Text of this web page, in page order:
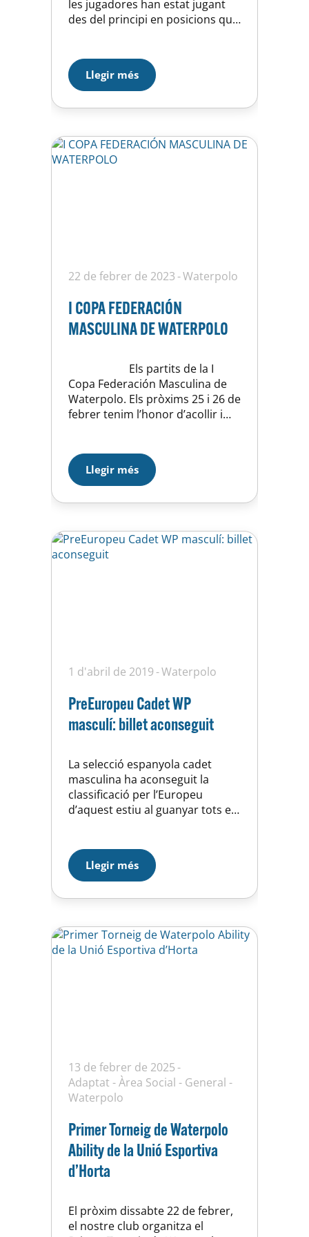
les jugadores han estat jugant
des del principi en posicions que
diferents cosetes a millorar tan
ofensiva com defensivament.
Avancem ronda per lluitar per
les posicions 7-10 on…
Llegir més
22 de febrer de 2023 Waterpolo
I COPA FEDERACIÓN
MASCULINA DE WATERPOLO
Els partits de la I
Copa Federación Masculina de
Waterpolo. Els pròxims 25 i 26 de
febrer tenim l’honor d’acollir i
Waterpolo, la nova competició
oficial de la Real Federación
Española de Natación….
Llegir més
1 d'abril de 2019 Waterpolo
PreEuropeu Cadet WP
masculí: billet aconseguit
La selecció espanyola cadet
masculina ha aconseguit la
classificació per l’Europeu
d’aquest estiu al guanyar tots els
setmana a Niça (França). El Joan
Villamayor i l’Hugo Castro, que
han estat seleccionats, han fet
un gran torneig amb l’equip
victòries. Així…
Llegir més
13 de febrer de 2025
Adaptat -Àrea Social - General -
Waterpolo
Primer Torneig de Waterpolo
Ability de la Unió Esportiva
d’Horta
El pròxim dissabte 22 de febrer,
el nostre club organitza el